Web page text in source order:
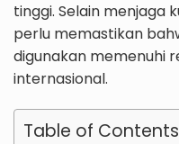
tinggi. Selain menjaga
perlu memastikan
digunakan memenuhi
internasional.
Table of Contents